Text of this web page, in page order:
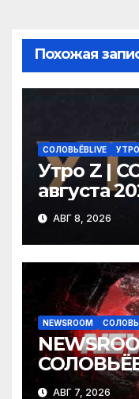
Похожая
СОЛОВЬЁВLIVE УТРО
Утро Z |
августа
АВГ 8, 2026
NEWSROOM
2026 года
АВГ 7, 2026